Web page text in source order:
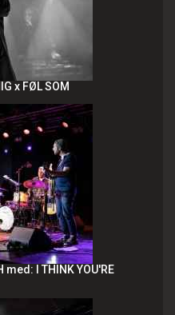
x FØL SOM
I THINK YOU'RE